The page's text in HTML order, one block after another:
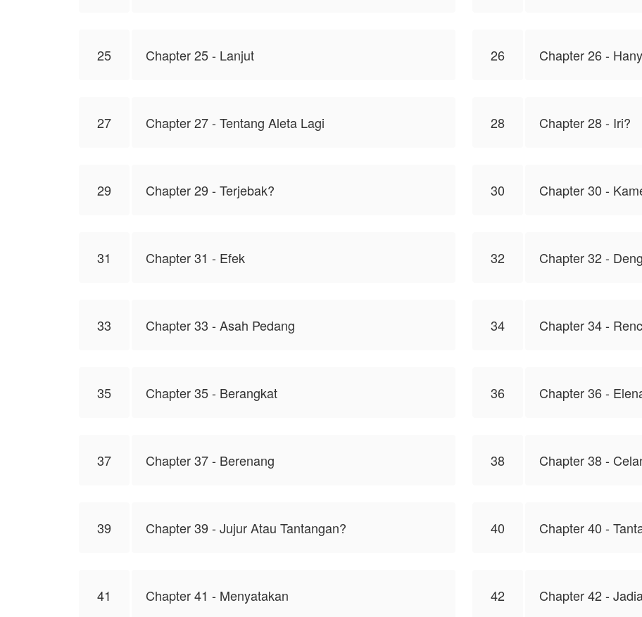
25 Chapter 25 - Lanjut 26 Chapter 26 -
27 Chapter 27 - Tentang Aleta Lagi 28 Chapter 28 - Iri?
29 Chapter 29 - Terjebak? 30 Chapter 30 -
31 Chapter 31 - Efek 32 Chapter 32 -
33 Chapter 33 - Asah Pedang 34 Chapter 34 -
35 Chapter 35 - Berangkat 36 Chapter 36 -
37 Chapter 37 - Berenang 38 Chapter 38 -
39 Chapter 39 - Jujur Atau Tantangan? 40 Chapter 40 -
41 Chapter 41 - Menyatakan 42 Chapter 42 -